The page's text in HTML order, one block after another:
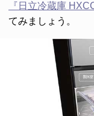
『日立冷蔵庫
てみましょう。